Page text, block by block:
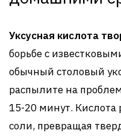
Уксусная кислота
борьбе с
обычный столовый
распылите на
15-20 минут. Кислота
соли, превращая